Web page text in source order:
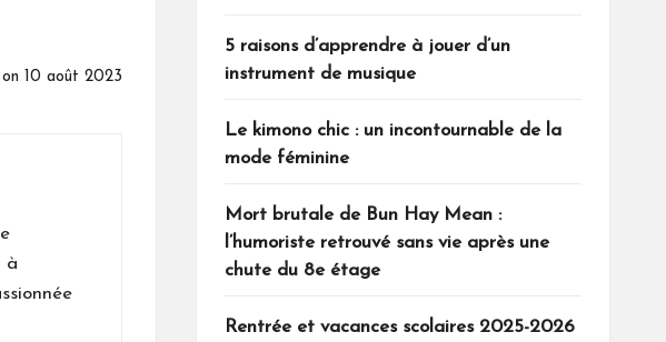
10 août 2023
à
5 raisons d’apprendre à jouer d’un
instrument de musique
Le kimono chic : un incontournable de la
mode féminine
Mort brutale de Bun Hay Mean :
l’humoriste retrouvé sans vie après une
chute du 8e étage
Rentrée et vacances scolaires 2025-2026